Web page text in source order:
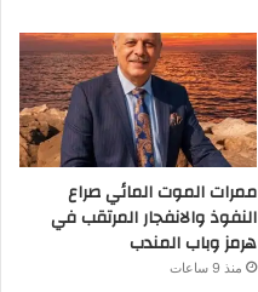
ممرات الموت المائي صراع
النفوذ والانفجار المرتقب في
هرمز وباب المندب
منذ 9 ساعات